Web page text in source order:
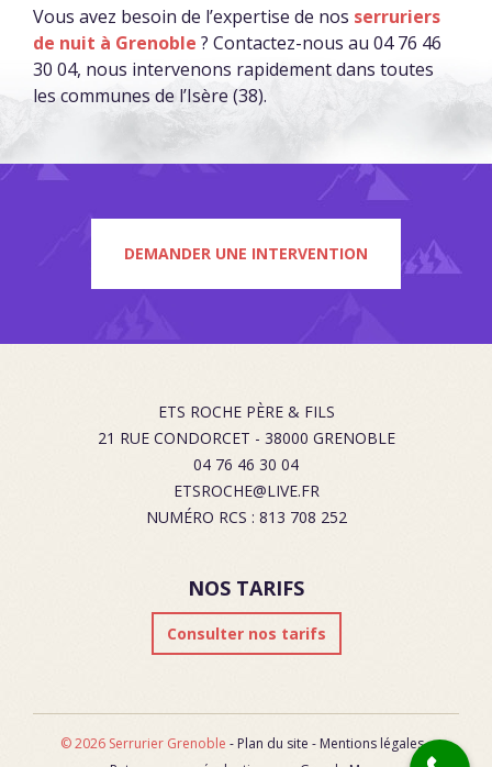
Vous avez besoin de l’expertise de nos serruriers
de nuit à Grenoble ? Contactez-nous au 04 76 46
30 04, nous intervenons rapidement dans toutes
les communes de l’Isère (38).
DEMANDER UNE INTERVENTION
ETS ROCHE PÈRE & FILS
21 RUE CONDORCET - 38000 GRENOBLE
04 76 46 30 04
ETSROCHE@LIVE.FR
NUMÉRO RCS : 813 708 252
NOS TARIFS
Consulter nos tarifs
© 2026 Serrurier Grenoble - Plan du site - Mentions légales-